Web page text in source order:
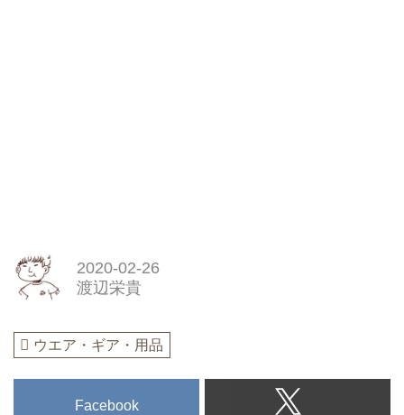
2020-02-26
渡辺栄貴
ウエア・ギア・用品
Facebook